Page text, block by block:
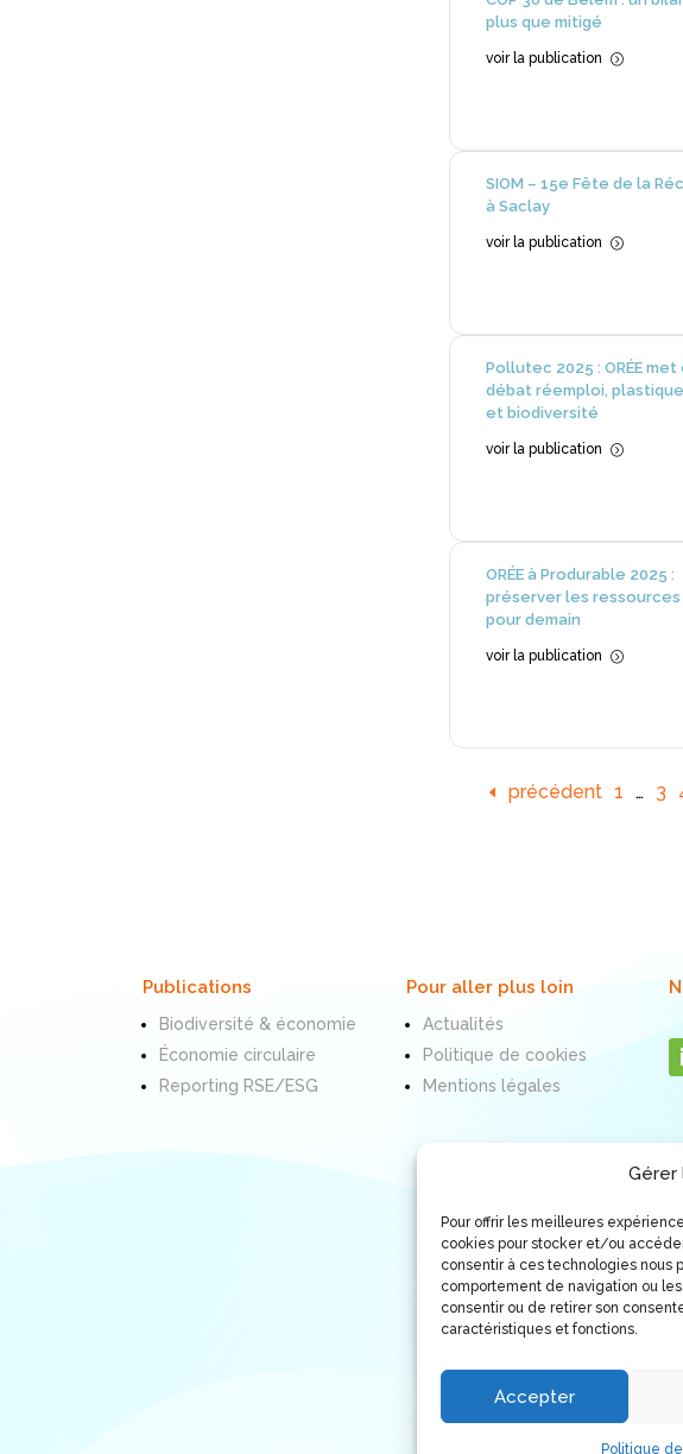
Pour offrir les meilleures
cookies pour stocker et/ou
consentir à ces technologies
comportement de navigation ou
consentir ou de retirer son
caractéristiques et fonctions.
Accepter
Politique
plus que mitigé
voir la publication =
SIOM – 15e Fête de la
à Saclay
voir la publication =
Pollutec 2025 : ORÉE met
débat réemploi,
et biodiversité
voir la publication =
ORÉE à Produrable 2025 :
préserver les ressources
pour demain
voir la publication =
précédent 1 … 3
Publications
Biodiversité & économie
Économie circulaire
Reporting RSE/ESG
Pour aller plus loin
Actualités
Politique de cookies
Mentions légales